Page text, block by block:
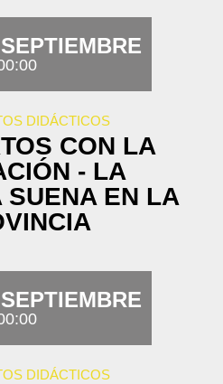
SEPTIEMBRE
DIDÁCTICOS
CON LA
- LA
SUENA EN LA
SEPTIEMBRE
DIDÁCTICOS